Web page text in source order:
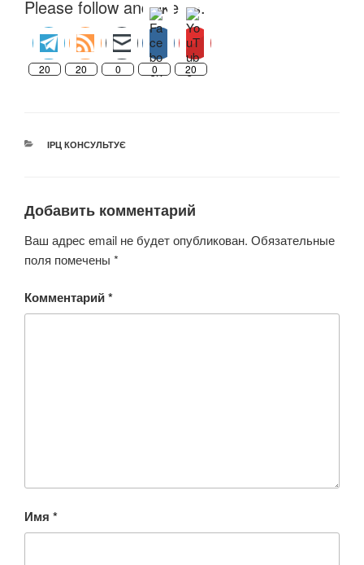
Please follow and like us:
20 20 0 0 20
РУБРИКИ
ІРЦ КОНСУЛЬТУЄ
Добавить комментарий
Ваш адрес email не будет опубликован. Обязательные
поля помечены *
Комментарий*
Имя *